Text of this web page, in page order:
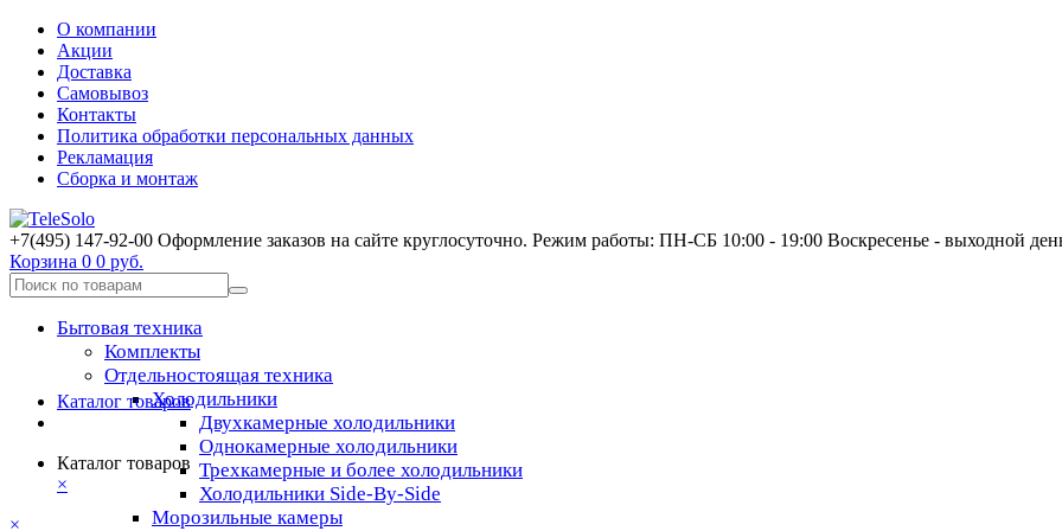
О компании
Акции
Доставка
Самовывоз
Контакты
Политика обработки персональных данных
Рекламация
Сборка и монтаж
+7(495) 147-92-00 Оформление заказов на сайте круглосуточно. Режим работы: ПН-СБ 10:00 - 19:00 Воскресенье - выходной
Корзина 0 0 руб.
Бытовая техника
Комплекты
Отдельностоящая техника
Холодильники
Двухкамерные холодильники
Однокамерные холодильники
Трехкамерные и более холодильники
Холодильники Side-By-Side
Морозильные камеры
Каталог товаров
Каталог товаров
×
×